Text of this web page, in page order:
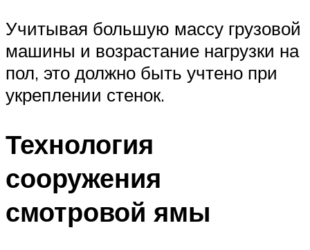
Учитывая большую массу грузовой
машины и возрастание нагрузки на
пол, это должно быть учтено при
укреплении стенок.
Технология
сооружения
смотровой ямы